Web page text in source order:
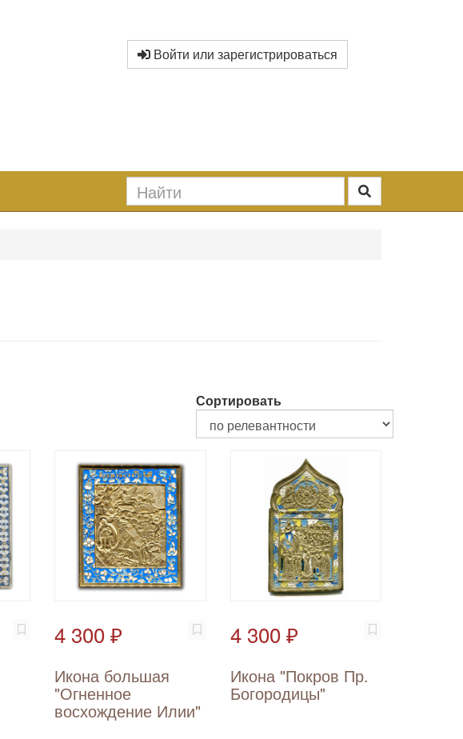
Войти или зарегистрироваться
Сортировать
4 300 ₽
Икона большая
"Огненное
восхождение Илии"
4 300 ₽
Икона "Покров Пр.
Богородицы"